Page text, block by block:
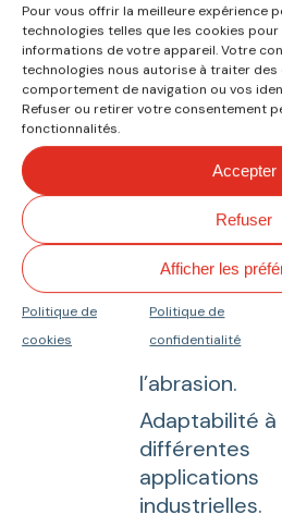
Pour vous offrir la meilleure expérience
technologies telles que les cookies
informations de votre appareil. Votre
technologies nous autorise à traiter
comportement de navigation ou vos
Refuser ou retirer votre consentement
fonctionnalités.
Accepter
Refuser
Afficher les
Politique de
cookies
Politique de
confidentialité
Entre 1 et 2
Disponibilité
différentes
et finitions sur
revêtement
supérieur,
aux besoins
l’application.
Conformité
FDA et UE 10/
Résistance à
l’abrasion.
Adaptabilité à
différentes
applications
industrielles.